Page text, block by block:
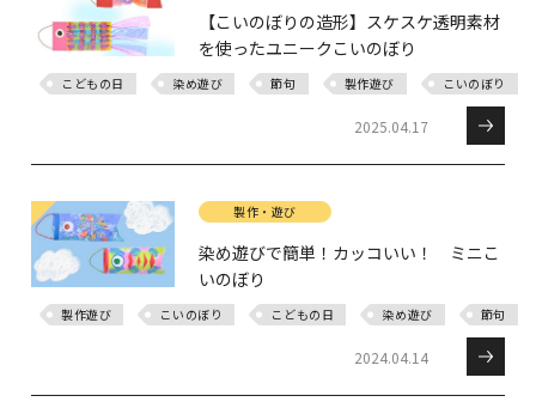
【こいのぼりの造形】スケスケ透明素材
を使ったユニークこいのぼり
こどもの日 染め遊び 節句 製作遊び こいのぼり
2025.04.17
製作・遊び
染め遊びで簡単！カッコいい！ ミニこ
いのぼり
製作遊び こいのぼり こどもの日 染め遊び 節句
2024.04.14